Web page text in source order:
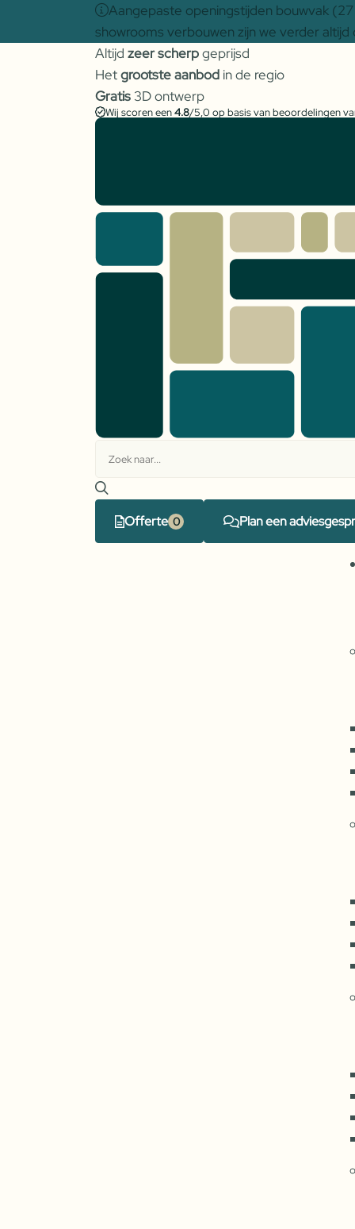
Aangepaste openingstijden bouwvak
showrooms verbouwen zijn we verder
Altijd zeer scherpgeprijsd
Hetgrootste aanbod in de regio
Gratis 3D ontwerp
Wij scoren een4.8/5,0 op basis van beoordelingen
Offerte Plan een